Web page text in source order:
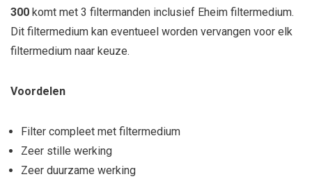
300 komt met 3 filtermanden inclusief Eheim filtermedium.
Dit filtermedium kan eventueel worden vervangen voor elk
filtermedium naar keuze.
Voordelen
Filter compleet met filtermedium
Zeer stille werking
Zeer duurzame werking